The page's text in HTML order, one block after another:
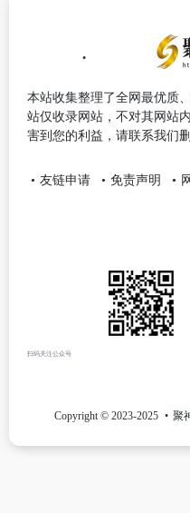
本站收集整理了全网最优质
站仅收录网站，不对其网站
害到您的利益，请联系我们删
友链申请 免责声明
扫码关注公众号
Copyright © 2023-2025 聚